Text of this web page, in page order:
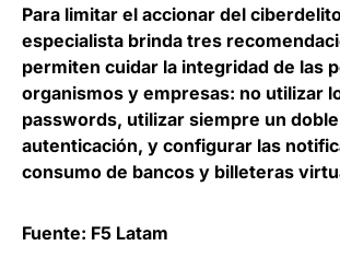
Para limitar el accionar del
especialista brinda tres
permiten cuidar la integridad de las
organismos y empresas: no utilizar
passwords, utilizar siempre un
autenticación, y configurar las
consumo de bancos y billeteras
Fuente: F5 Latam